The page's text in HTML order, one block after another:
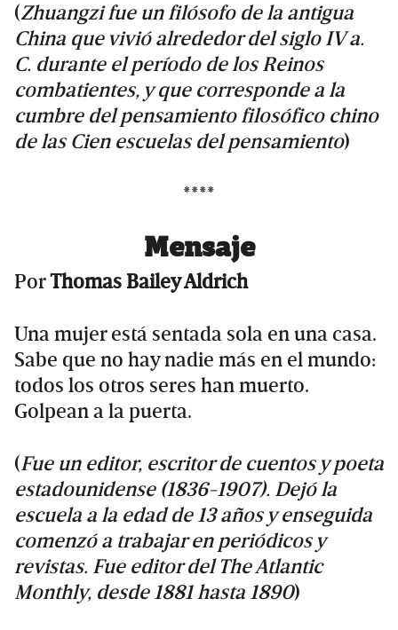
(Zhuangzi fue un filósofo de la antigua
China que vivió alrededor del siglo IV a.
C. durante el período de los Reinos
combatientes, y que corresponde a la
cumbre del pensamiento filosófico chino
de las Cien escuelas del pensamiento)
****
Mensaje
PorThomas Bailey Aldrich
Una mujer está sentada sola en una casa.
Sabe que no hay nadie más en el mundo:
todos los otros seres han muerto.
Golpean a la puerta.
(Fue un editor, escritor de cuentos y poeta
estadounidense (1836-1907). Dejó la
escuela a la edad de 13 años y enseguida
comenzó a trabajar en periódicos y
revistas. Fue editor del The Atlantic
Monthly, desde 1881 hasta 1890)